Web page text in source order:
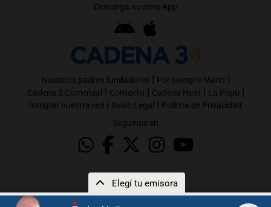
Elegí tu emisora
Descargá nuestra App
Nuestros padres fundadores | Por siempre Mario |
Cadena 3 Comercial | Contacto | Cadena Heat | La Popu |
Integrar nuestra red | Aviso Legal | Política de Privacidad
Seguinos en